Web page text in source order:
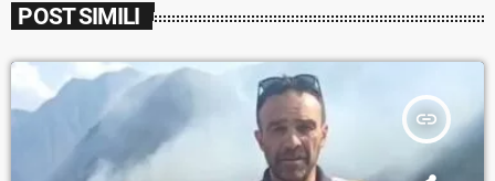
POST SIMILI
insert_link